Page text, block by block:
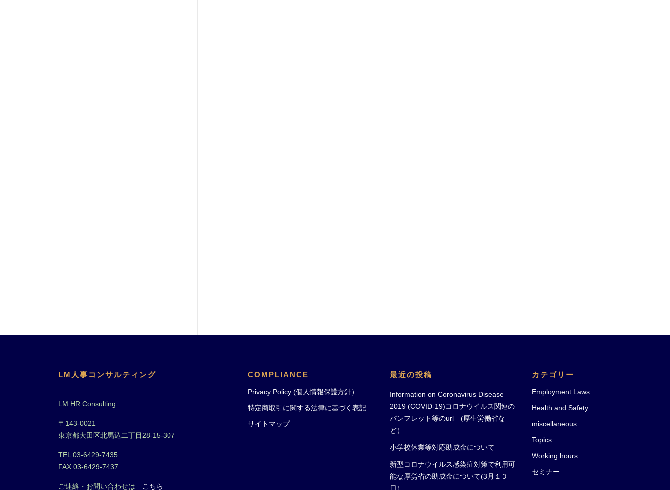
LM人事コンサルティング
LM HR Consulting
〒143-0021
東京都大田区北馬込二丁目28-15-307
TEL 03-6429-7435
FAX 03-6429-7437
ご連絡・お問い合わせは こちら
COMPLIANCE
Privacy Policy (個人情報保護方針）
特定商取引に関する法律に基づく表記
サイトマップ
最近の投稿
Information on Coronavirus Disease
2019 (COVID-19)コロナウイルス関連の
パンフレット等のurl (厚生労働省な
ど）
小学校休業等対応助成金について
新型コロナウイルス感染症対策で利用可
能な厚労省の助成金について(3月１０
日）
カテゴリー
Employment Laws
Health and Safety
miscellaneous
Topics
Working hours
セミナー